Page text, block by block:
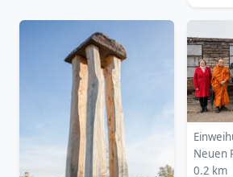
Neuen
0.2 km